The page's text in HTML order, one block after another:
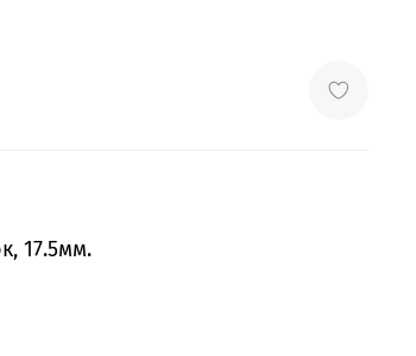
17.5мм.